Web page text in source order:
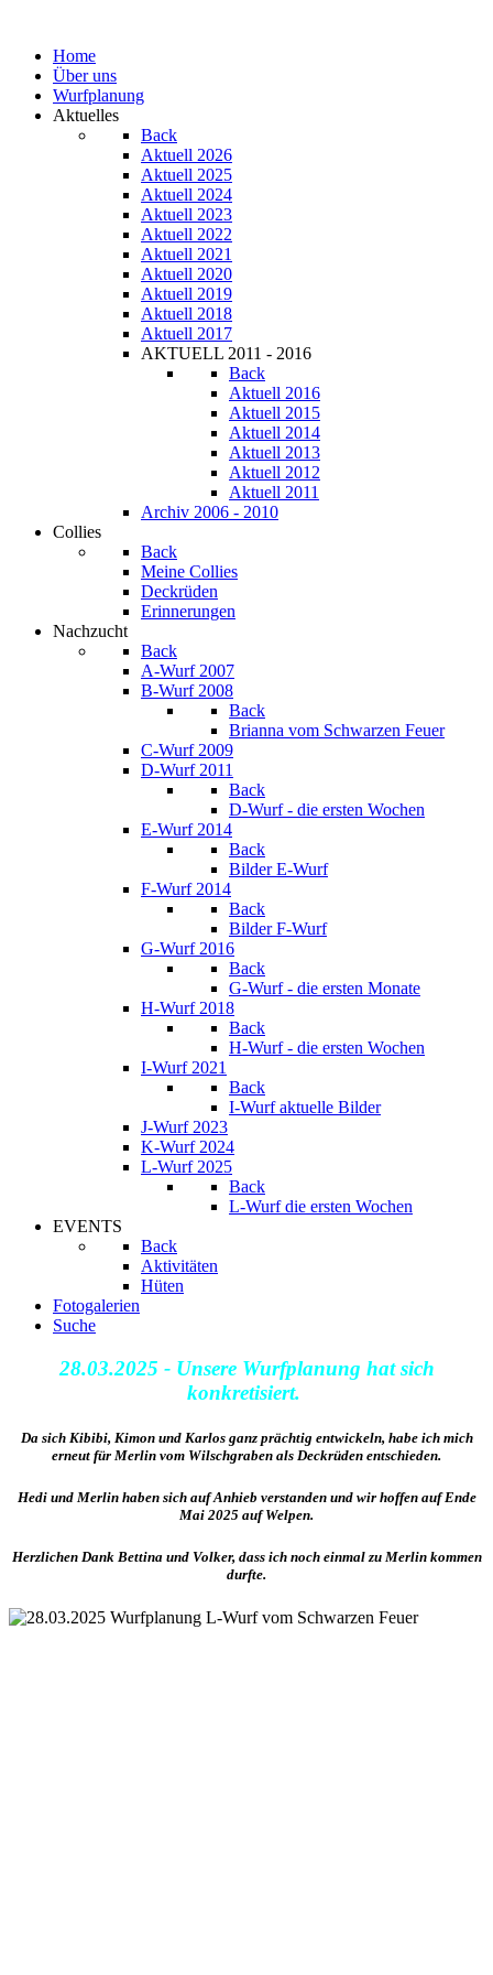
Home
Über uns
Wurfplanung
Aktuelles
Back
Aktuell 2026
Aktuell 2025
Aktuell 2024
Aktuell 2023
Aktuell 2022
Aktuell 2021
Aktuell 2020
Aktuell 2019
Aktuell 2018
Aktuell 2017
AKTUELL 2011 - 2016
Back
Aktuell 2016
Aktuell 2015
Aktuell 2014
Aktuell 2013
Aktuell 2012
Aktuell 2011
Archiv 2006 - 2010
Collies
Back
Meine Collies
Deckrüden
Erinnerungen
Nachzucht
Back
A-Wurf 2007
B-Wurf 2008
Back
Brianna vom Schwarzen Feuer
C-Wurf 2009
D-Wurf 2011
Back
D-Wurf - die ersten Wochen
E-Wurf 2014
Back
Bilder E-Wurf
F-Wurf 2014
Back
Bilder F-Wurf
G-Wurf 2016
Back
G-Wurf - die ersten Monate
H-Wurf 2018
Back
H-Wurf - die ersten Wochen
I-Wurf 2021
Back
I-Wurf aktuelle Bilder
J-Wurf 2023
K-Wurf 2024
L-Wurf 2025
Back
L-Wurf die ersten Wochen
EVENTS
Back
Aktivitäten
Hüten
Fotogalerien
Suche
28.03.2025 - Unsere Wurfplanung hat sich
konkretisiert.
Da sich Kibibi, Kimon und Karlos ganz prächtig entwickeln, habe ich mich
erneut für Merlin vom Wilschgraben als Deckrüden entschieden.
Hedi und Merlin haben sich auf Anhieb verstanden und wir hoffen auf Ende
Mai 2025 auf Welpen.
Herzlichen Dank Bettina und Volker, dass ich noch einmal zu Merlin kommen
durfte.